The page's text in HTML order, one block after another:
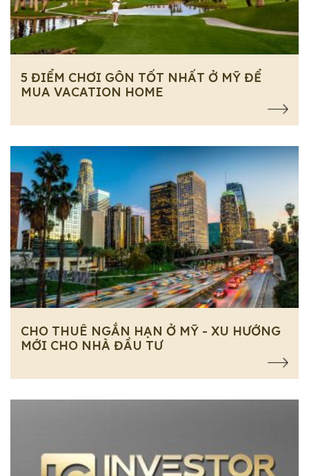
5 ĐIỂM CHƠI GÔN TỐT NHẤT Ở MỸ ĐỂ
MUA VACATION HOME
CHO THUÊ NGẮN HẠN Ở MỸ - XU HƯỚNG
MỚI CHO NHÀ ĐẦU TƯ